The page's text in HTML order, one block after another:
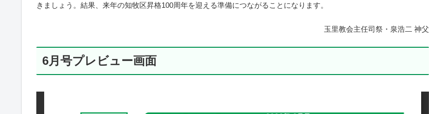
きましょう。結果、来年の知牧区昇格100周年を迎える準備につながることになります。
玉里教会主任司祭・泉浩二 神父
6月号プレビュー画面